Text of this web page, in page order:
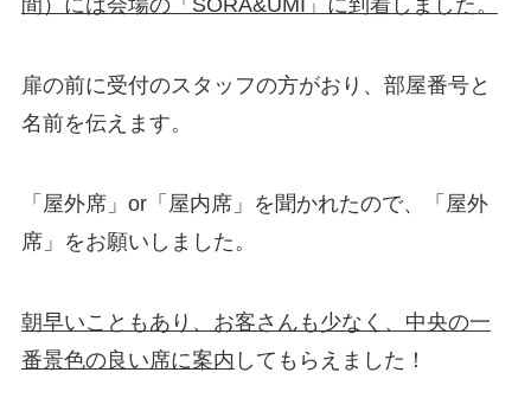
間）には会場の「SORA&UMI」に到着しました。
扉の前に受付のスタッフの方がおり、部屋番号と
名前を伝えます。
「屋外席」or「屋内席」を聞かれたので、「屋外
席」をお願いしました。
朝早いこともあり、お客さんも少なく、中央の一
番景色の良い席に案内 してもらえました！